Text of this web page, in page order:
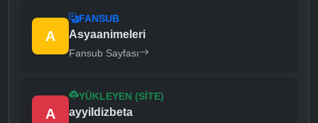
A
FANSUB
Asyaanimeleri
Fansub Sayfası
A
YÜKLEYEN (SITE)
ayyildizbeta